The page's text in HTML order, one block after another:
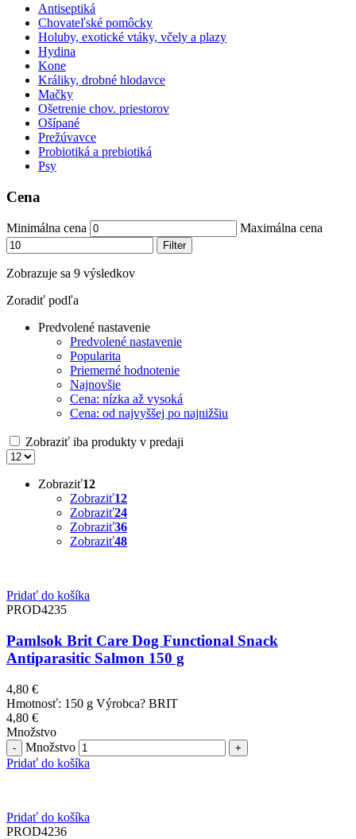
Antiseptiká
Chovateľské pomôcky
Holuby, exotické vtáky, včely a plazy
Hydina
Kone
Králiky, drobné hlodavce
Mačky
Ošetrenie chov. priestorov
Ošípané
Prežúvavce
Probiotiká a prebiotiká
Psy
Cena
Minimálna cena Maximálna cena
Filter
Zobrazuje sa 9 výsledkov
Zoradiť podľa
Predvolené nastavenie
Predvolené nastavenie
Popularita
Priemerné hodnotenie
Najnovšie
Cena: nízka až vysoká
Cena: od najvyššej po najnižšiu
Zobraziť iba produkty v predaji
Zobraziť12
Zobraziť12
Zobraziť24
Zobraziť36
Zobraziť48
Pridať do košíka
PROD4235
Pamlsok Brit Care Dog Functional Snack
Antiparasitic Salmon 150 g
4,80 €
Hmotnosť: 150 g Výrobca? BRIT
4,80 €
Množstvo
Množstvo
Pridať do košíka
Pridať do košíka
PROD4236